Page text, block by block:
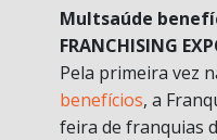
Multsaúde
FRANCHISING
Pela primeira vez
benefícios, a
feira de franquias